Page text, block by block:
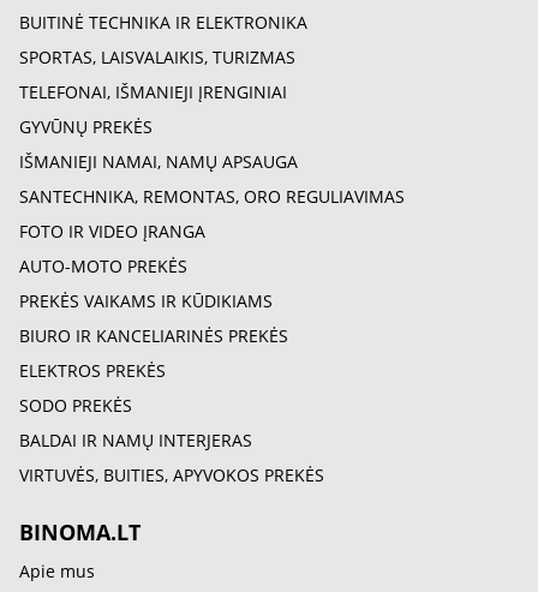
BUITINĖ TECHNIKA IR ELEKTRONIKA
SPORTAS, LAISVALAIKIS, TURIZMAS
TELEFONAI, IŠMANIEJI ĮRENGINIAI
GYVŪNŲ PREKĖS
IŠMANIEJI NAMAI, NAMŲ APSAUGA
SANTECHNIKA, REMONTAS, ORO REGULIAVIMAS
FOTO IR VIDEO ĮRANGA
AUTO-MOTO PREKĖS
PREKĖS VAIKAMS IR KŪDIKIAMS
BIURO IR KANCELIARINĖS PREKĖS
ELEKTROS PREKĖS
SODO PREKĖS
BALDAI IR NAMŲ INTERJERAS
VIRTUVĖS, BUITIES, APYVOKOS PREKĖS
BINOMA.LT
Apie mus